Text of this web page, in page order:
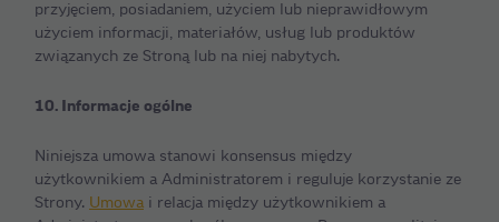
przyjęciem, posiadaniem, użyciem lub nieprawidłowym
użyciem informacji, materiałów, usług lub produktów
związanych ze Stroną lub na niej nabytych.
10. Informacje ogólne
Niniejsza umowa stanowi konsensus między
użytkownikiem a Administratorem i reguluje korzystanie ze
Strony. Umowa i relacja między użytkownikiem a